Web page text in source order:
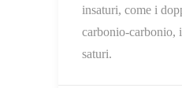
insaturi, come i
carbonio-carbonio,
saturi.